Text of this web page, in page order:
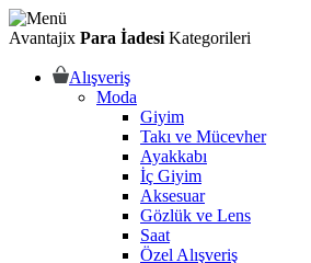
Avantajix Para İadesi Kategorileri
Alışveriş
Moda
Giyim
Takı ve Mücevher
Ayakkabı
İç Giyim
Aksesuar
Gözlük ve Lens
Saat
Özel Alışveriş